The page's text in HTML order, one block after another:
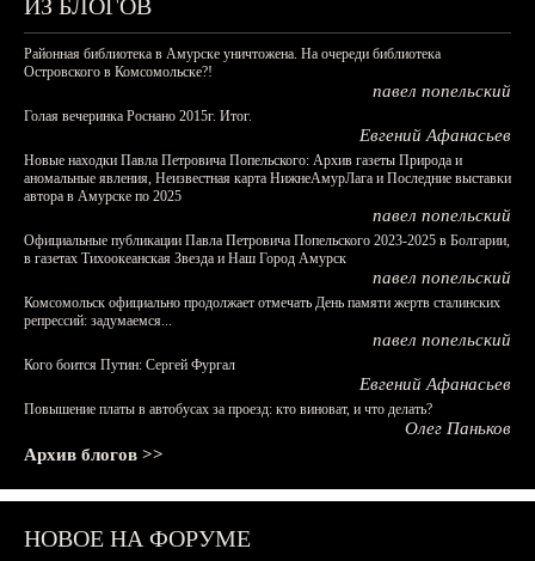
ИЗ БЛОГОВ
Районная библиотека в Амурске уничтожена. На очереди библиотека
Островского в Комсомольске?!
павел попельский
Голая вечеринка Роснано 2015г. Итог.
Евгений Афанасьев
Новые находки Павла Петровича Попельского: Архив газеты Природа и
аномальные явления, Неизвестная карта НижнеАмурЛага и Последние выставки
автора в Амурске по 2025
павел попельский
Официальные публикации Павла Петровича Попельского 2023-2025 в Болгарии,
в газетах Тихоокеанская Звезда и Наш Город Амурск
павел попельский
Комсомольск официально продолжает отмечать День памяти жертв сталинских
репрессий: задумаемся...
павел попельский
Кого боится Путин: Сергей Фургал
Евгений Афанасьев
Повышение платы в автобусах за проезд: кто виноват, и что делать?
Олег Паньков
Архив блогов >>
НОВОЕ НА ФОРУМЕ